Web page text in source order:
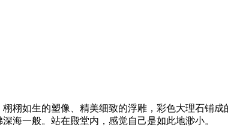
栩如生的塑像、精美细致的浮雕，彩色大理石铺成
海一般。站在殿堂内，感觉自己是如此地渺小。